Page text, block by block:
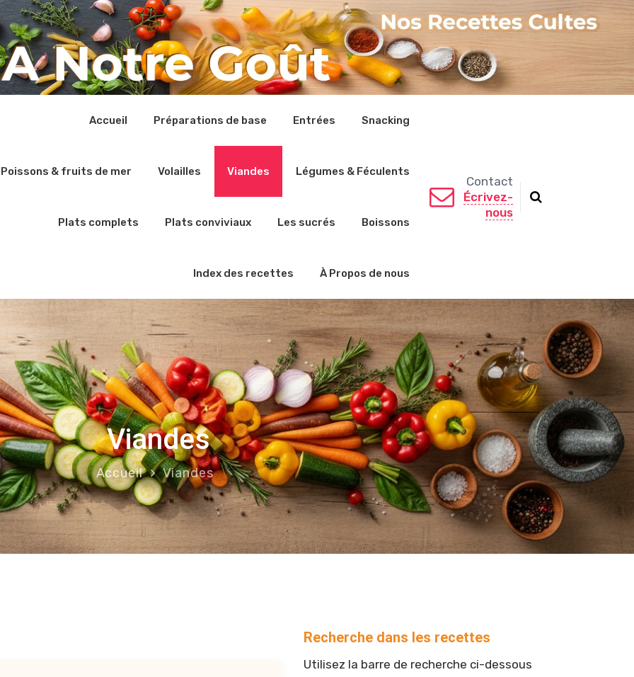
Accueil Préparations de base Entrées Snacking
Poissons & fruits de mer Volailles Viandes Légumes & Féculents
Plats complets Plats conviviaux Les sucrés Boissons
Index des recettes À Propos de nous
Contact
Écrivez-
nous
Viandes
Accueil Viandes
Recherche dans les recettes
Utilisez la barre de recherche ci-dessous